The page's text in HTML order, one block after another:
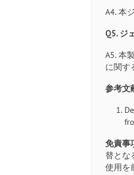
A4. 本
Q5. ジ
A5. 本
に関す
参考文
免責事
替とな
使用を